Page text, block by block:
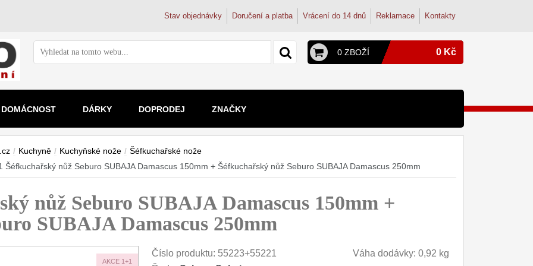
Stav objednávky Doručení a platba Vrácení do 14 dnů Reklamace Kontakty
0 ZBOŽÍ 0 Kč
Ostření nožů
Brusné kameny
Ostřiče nožů
Vodní filtry a konvice
Filtry na kohoutek
Reverzní osmózy
Magnetické lišty na nože
DOMÁCNOST
Zvětšovací skla
2x
2.5x
4.5-5x
Mikroskopy
Školní a studentské
Digitální
DÁRKY DOPRODEJ ZNAČKY
/ Kuchyně / Kuchyňské nože / Šéfkuchařské nože
Šéfkuchařský nůž Seburo SUBAJA Damascus 150mm + Šéfkuchařský nůž Seburo SUBAJA Damascus 250mm
nůž Seburo SUBAJA Damascus 150mm +
SUBAJA Damascus 250mm
AKCE 1+1
Číslo produktu: 55223+55221
Váha dodávky: 0,92 kg